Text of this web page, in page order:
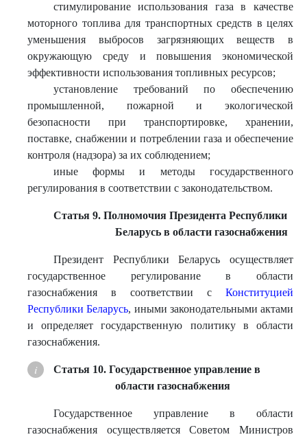
стимулирование использования газа в качестве
моторного топлива для транспортных средств в целях
уменьшения выбросов загрязняющих веществ в
окружающую среду и повышения экономической
эффективности использования топливных ресурсов;
установление требований по обеспечению
промышленной, пожарной и экологической
безопасности при транспортировке, хранении,
поставке, снабжении и потреблении газа и обеспечение
контроля (надзора) за их соблюдением;
иные формы и методы государственного
регулирования в соответствии с законодательством.
Статья 9. Полномочия Президента Республики
Беларусь в области газоснабжения
Президент Республики Беларусь осуществляет
государственное регулирование в области
газоснабжения в соответствии с Конституцией
Республики Беларусь, иными законодательными актами
и определяет государственную политику в области
газоснабжения.
Статья 10. Государственное управление в
области газоснабжения
Государственное управление в области
газоснабжения осуществляется Советом Министров